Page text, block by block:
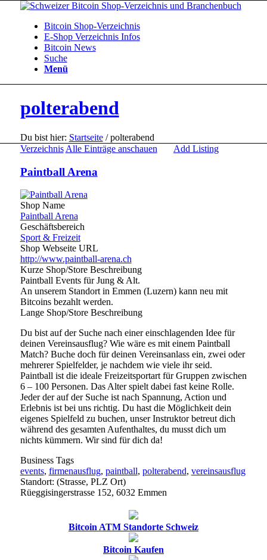
Bitcoin Shop-Verzeichnis
E-Shop Verzeichnis Infos
Bitcoin News
Suche
Menü
polterabend
Du bist hier: Startseite / polterabend
Verzeichnis Alle Einträge anschauen Add Listing
Paintball Arena
Shop Name
Paintball Arena
Geschäftsbereich
Sport & Freizeit
Shop Webseite URL
http://www.paintball-arena.ch
Kurze Shop/Store Beschreibung
Paintball Events für Jung & Alt.
An unserem Standort in Emmen (Luzern) kann neu mit
Bitcoins bezahlt werden.
Lange Shop/Store Beschreibung
Du bist auf der Suche nach einer einschlagenden Idee für
deinen Vereinsausflug? Wie wäre es mit einem Paintball
Match? Buche doch für deinen Vereinsanlass ein, zwei oder
mehrerer Spielfelder, je nachdem wie viele ihr seid.
Paintball ist die ideale Freizeitsportart für Gruppen zwischen
6 – 100 Personen. Das Alter spielt dabei fast keine Rolle.
Jeder der auf der Suche ist nach Spannung, Action und
Erlebnis ist bei uns richtig. Du hast die Möglichkeit dein
eigenes Spielfeld zu buchen, unser Instruktor betreut dich
während des gesamten Aufenthaltes, du musst dich um
nichts kümmern. Wir sind für dich da!
Business Tags
events, firmenausflug, paintball, polterabend, vereinsausflug
Standort: (Strasse, PLZ Ort)
Rüeggisingerstrasse 152, 6032 Emmen
Bitcoin ATM Standorte Schweiz
Bitcoin Kaufen